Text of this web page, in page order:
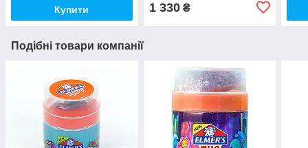
Купити 1 330₴
Подібні товари компанії